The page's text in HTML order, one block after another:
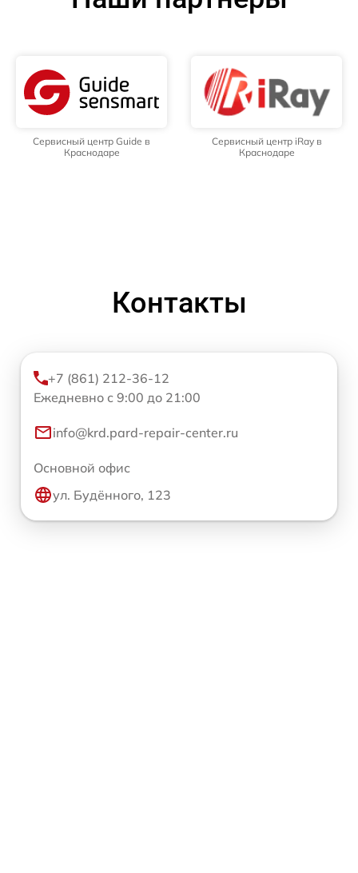
Сервисный центр Guide в
Краснодаре
Сервисный центр iRay в
Краснодаре
Контакты
+7 (861) 212-36-12
Ежедневно с 9:00 до 21:00
info@krd.pard-repair-center.ru
Основной офис
ул. Будённого, 123